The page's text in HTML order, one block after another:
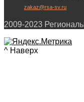
zakaz@rsa-sv.ru
2009-2023
^ Наверх